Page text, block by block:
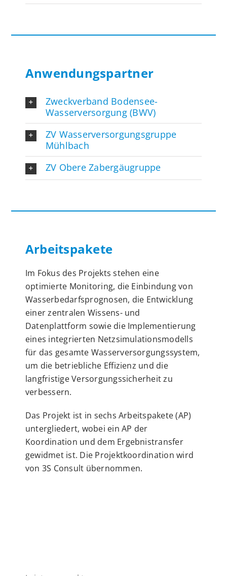
Anwendungspartner
Zweckverband Bodensee-
Wasserversorgung (BWV)
ZV Wasserversorgungsgruppe
Mühlbach
ZV Obere Zabergäugruppe
Arbeitspakete
Im Fokus des Projekts stehen eine
optimierte Monitoring, die Einbindung von
Wasserbedarfsprognosen, die Entwicklung
einer zentralen Wissens- und
Datenplattform sowie die Implementierung
eines integrierten Netzsimulationsmodells
für das gesamte Wasserversorgungssystem,
um die betriebliche Effizienz und die
langfristige Versorgungssicherheit zu
verbessern.
Das Projekt ist in sechs Arbeitspakete (AP)
untergliedert, wobei ein AP der
Koordination und dem Ergebnistransfer
gewidmet ist. Die Projektkoordination wird
von 3S Consult übernommen.